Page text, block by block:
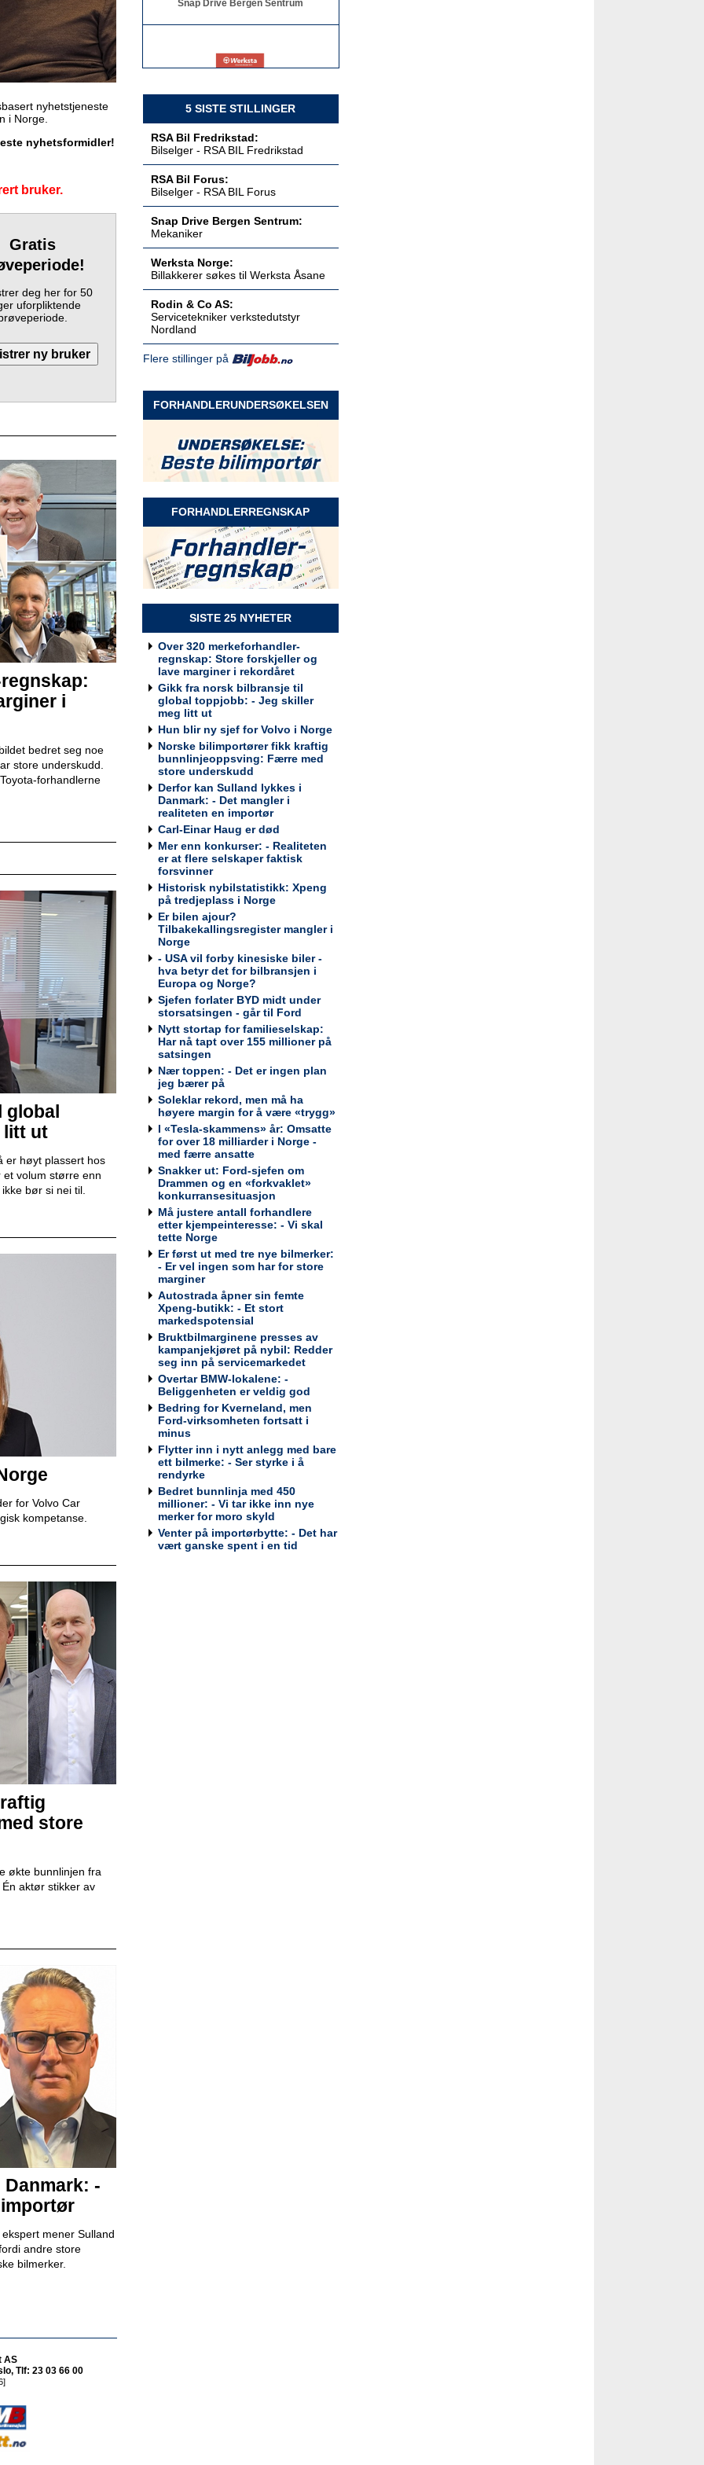
nyhetstjeneste
i Norge.
nyhetsformidler!
bruker.
Gratis
deg her for 50
uforpliktende
i
bedret seg noe
store underskudd.
forhandlerne
global
litt ut
er høyt plassert hos
volum større enn
bør si nei til.
for Volvo Car
kompetanse.
store
økte bunnlinjen fra
aktør stikker av
-
mener Sulland
andre store
bilmerker.
Servicetekniker verkstedutstyr
Nordland
Servicetekniker verkstedutstyr
Østlandet
Rodin & Co AS
Rodin & Co AS
Selger kundeservice
Rodin & Co AS
Billakkerer søkes til Werksta
Grorud
Werksta Norge
Kundemottaker og Takserer for
Werksta Grorud
Werksta Norge
Salgssjef
Møller Bil Outlet Alnabru
Servicemarkedsleder
Sulland Lier
Teknisk kontrollør
Viking Kontroll AS
Avdelingsleder / Kundemottaker
Mekonomen Bilverksted, Arna
Bilmekaniker / Service Technician -
Haugesund
Tesla Norway AS
Bilmekaniker / Service Technician -
Bodø
Tesla Norway AS
Bilmekaniker / Service Technician -
Stavanger
Tesla Norway AS
5 SISTE STILLINGER
RSA Bil Fredrikstad:
Bilselger - RSA BIL Fredrikstad
RSA Bil Forus:
Bilselger - RSA BIL Forus
Snap Drive Bergen Sentrum:
Mekaniker
Werksta Norge:
Billakkerer søkes til Werksta Åsane
Rodin & Co AS:
Servicetekniker verkstedutstyr
Nordland
Flere stillinger på
FORHANDLERUNDERSØKELSEN
FORHANDLERREGNSKAP
SISTE 25 NYHETER
Over 320 merkeforhandler-
regnskap: Store forskjeller og
lave marginer i rekordåret
Gikk fra norsk bilbransje til
global toppjobb: - Jeg skiller
meg litt ut
Hun blir ny sjef for Volvo i Norge
Norske bilimportører fikk kraftig
bunnlinjeoppsving: Færre med
store underskudd
Derfor kan Sulland lykkes i
Danmark: - Det mangler i
realiteten en importør
Carl-Einar Haug er død
Mer enn konkurser: - Realiteten
er at flere selskaper faktisk
forsvinner
Historisk nybilstatistikk: Xpeng
på tredjeplass i Norge
Er bilen ajour?
Tilbakekallingsregister mangler i
Norge
- USA vil forby kinesiske biler -
hva betyr det for bilbransjen i
Europa og Norge?
Sjefen forlater BYD midt under
storsatsingen - går til Ford
Nytt stortap for familieselskap:
Har nå tapt over 155 millioner på
satsingen
Nær toppen: - Det er ingen plan
jeg bærer på
Soleklar rekord, men må ha
høyere margin for å være «trygg»
I «Tesla-skammens» år: Omsatte
for over 18 milliarder i Norge -
med færre ansatte
Snakker ut: Ford-sjefen om
Drammen og en «forkvaklet»
konkurransesituasjon
Må justere antall forhandlere
etter kjempeinteresse: - Vi skal
tette Norge
Er først ut med tre nye bilmerker:
- Er vel ingen som har for store
marginer
Autostrada åpner sin femte
Xpeng-butikk: - Et stort
markedspotensial
Bruktbilmarginene presses av
kampanjekjøret på nybil: Redder
seg inn på servicemarkedet
Overtar BMW-lokalene: -
Beliggenheten er veldig god
Bedring for Kverneland, men
Ford-virksomheten fortsatt i
minus
Flytter inn i nytt anlegg med bare
ett bilmerke: - Ser styrke i å
rendyrke
Bedret bunnlinja med 450
millioner: - Vi tar ikke inn nye
merker for moro skyld
Venter på importørbytte: - Det har
vært ganske spent i en tid
AS
Tlf: 23 03 66 00